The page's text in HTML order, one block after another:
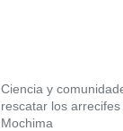
Ciencia y
rescatar los
Mochima